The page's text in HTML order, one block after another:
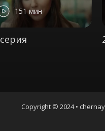
151 мин
Copyright © 2024 •